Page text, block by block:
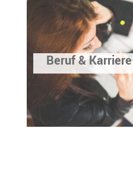
Beruf &